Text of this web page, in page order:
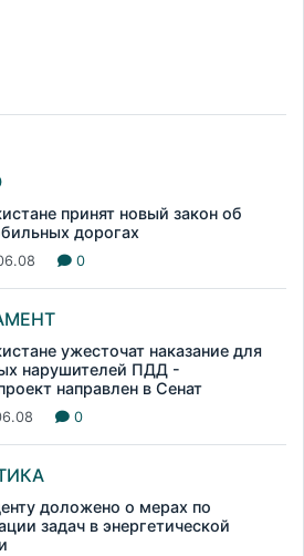
принят новый закон об
дорогах
0
ужесточат наказание для
нарушителей ПДД -
направлен в Сенат
0
доложено о мерах по
задач в энергетической